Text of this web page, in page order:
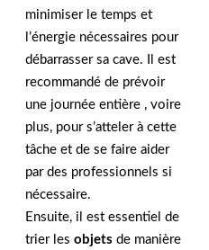
minimiser le temps et
l’énergie nécessaires pour
débarrasser sa cave. Il est
recommandé de prévoir
une journée entière , voire
plus, pour s’atteler à cette
tâche et de se faire aider
par des professionnels si
nécessaire.
Ensuite, il est essentiel de
trier les objets de manière